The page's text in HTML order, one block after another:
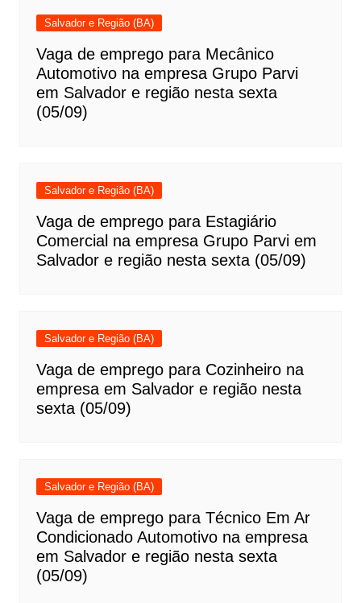
Salvador e Região (BA)
Vaga de emprego para Mecânico
Automotivo na empresa Grupo Parvi
em Salvador e região nesta sexta
(05/09)
Salvador e Região (BA)
Vaga de emprego para Estagiário
Comercial na empresa Grupo Parvi em
Salvador e região nesta sexta (05/09)
Salvador e Região (BA)
Vaga de emprego para Cozinheiro na
empresa em Salvador e região nesta
sexta (05/09)
Salvador e Região (BA)
Vaga de emprego para Técnico Em Ar
Condicionado Automotivo na empresa
em Salvador e região nesta sexta
(05/09)